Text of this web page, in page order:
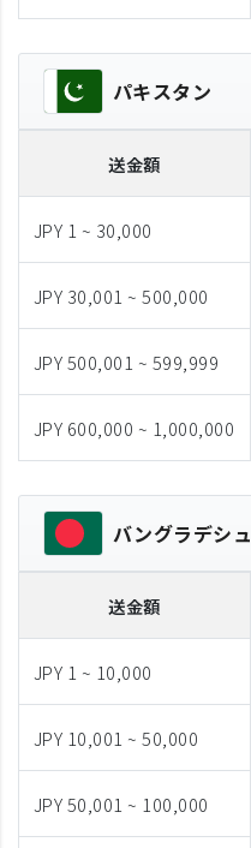
パキスタン
送金額
JPY 1 ~ 30,000
JPY 30,001 ~ 500,000
JPY 500,001 ~ 599,999
JPY 600,000 ~ 1,000,000
バングラデシュ
送金額
JPY 1 ~ 10,000
JPY 10,001 ~ 50,000
JPY 50,001 ~ 100,000